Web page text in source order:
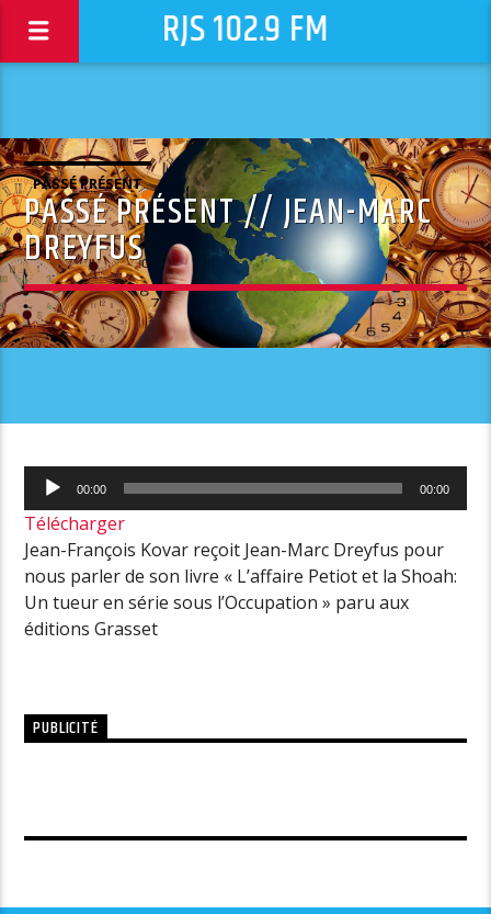
RJS 102.9 FM
PASSÉ PRÉSENT
PASSÉ PRÉSENT // JEAN-MARC
DREYFUS
Lecteur
audio
00:00 00:00
Télécharger
Jean-François Kovar reçoit Jean-Marc Dreyfus pour
nous parler de son livre « L’affaire Petiot et la Shoah:
Un tueur en série sous l’Occupation » paru aux
éditions Grasset
PUBLICITÉ